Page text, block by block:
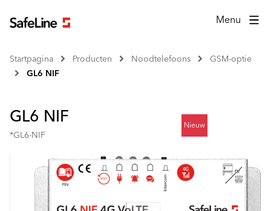
Menu
Startpagina Producten Noodtelefoons
GSM-optie
GL6 NIF
Nieuw
GL6 NIF
*GL6-NIF